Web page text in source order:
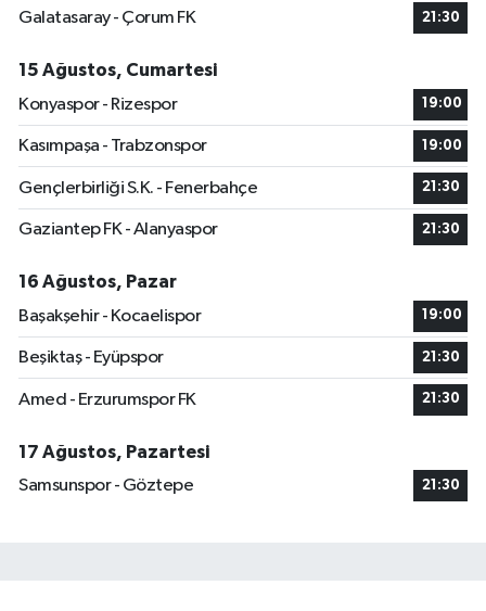
Galatasaray - Çorum FK
21:30
15 Ağustos, Cumartesi
Konyaspor - Rizespor
19:00
Kasımpaşa - Trabzonspor 19:00
Gençlerbirliği S.K. - Fenerbahçe 21:30
Gaziantep FK - Alanyaspor 21:30
16 Ağustos, Pazar
Başakşehir - Kocaelispor
19:00
Beşiktaş - Eyüpspor 21:30
Amed - Erzurumspor FK 21:30
17 Ağustos, Pazartesi
Samsunspor - Göztepe
21:30